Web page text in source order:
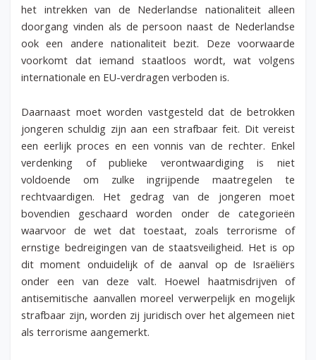
het intrekken van de Nederlandse nationaliteit alleen
doorgang vinden als de persoon naast de Nederlandse
ook een andere nationaliteit bezit. Deze voorwaarde
voorkomt dat iemand staatloos wordt, wat volgens
internationale en EU-verdragen verboden is.
Daarnaast moet worden vastgesteld dat de betrokken
jongeren schuldig zijn aan een strafbaar feit. Dit vereist
een eerlijk proces en een vonnis van de rechter. Enkel
verdenking of publieke verontwaardiging is niet
voldoende om zulke ingrijpende maatregelen te
rechtvaardigen. Het gedrag van de jongeren moet
bovendien geschaard worden onder de categorieën
waarvoor de wet dat toestaat, zoals terrorisme of
ernstige bedreigingen van de staatsveiligheid. Het is op
dit moment onduidelijk of de aanval op de Israëliërs
onder een van deze valt. Hoewel haatmisdrijven of
antisemitische aanvallen moreel verwerpelijk en mogelijk
strafbaar zijn, worden zij juridisch over het algemeen niet
als terrorisme aangemerkt.